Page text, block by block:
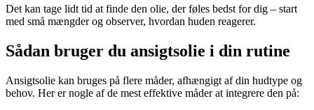
Det kan tage lidt tid at finde den olie, der føles bedst for dig – start
med små mængder og observer, hvordan huden reagerer.
Sådan bruger du ansigtsolie i din rutine
Ansigtsolie kan bruges på flere måder, afhængigt af din hudtype og
behov. Her er nogle af de mest effektive måder at integrere den på: